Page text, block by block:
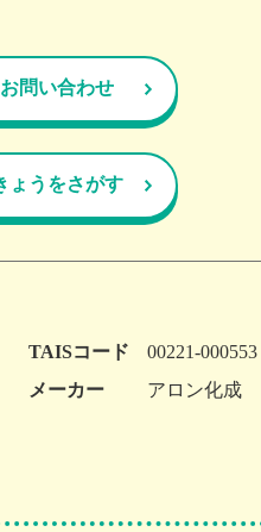
問い合わせ
ょうをさがす
TAISコード
00221-000553
メーカー
アロン化成